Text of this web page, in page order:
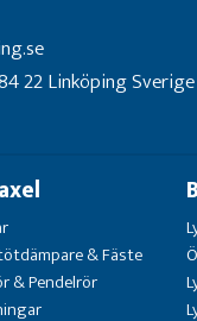
22 Linköping Sverige
& Fäste
& Pendelrör